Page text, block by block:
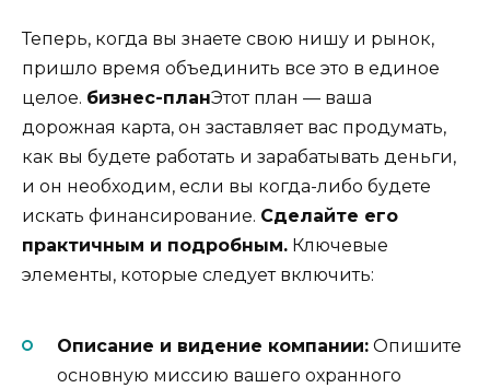
Теперь, когда вы знаете свою нишу и рынок,
пришло время объединить все это в единое
целое. бизнес-планЭтот план — ваша
дорожная карта, он заставляет вас продумать,
как вы будете работать и зарабатывать деньги,
и он необходим, если вы когда-либо будете
искать финансирование. Сделайте его
практичным и подробным. Ключевые
элементы, которые следует включить:
Описание и видение компании: Опишите
основную миссию вашего охранного